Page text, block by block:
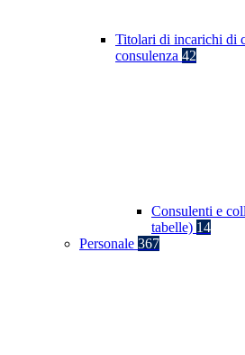
Titolari di incarichi di
consulenza 42
Consulenti e
tabelle) 14
Personale 367